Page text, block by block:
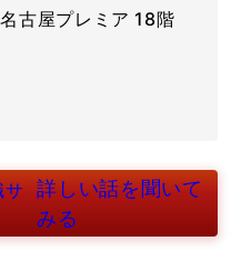
古屋プレミア 18階
サ
詳しい話を聞いて
みる